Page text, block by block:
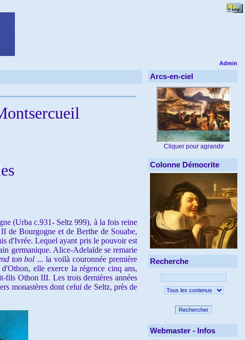
Admin
(Urba c.931- Seltz 999), à la fois reine
de Bourgogne et de Berthe de Souabe,
d'Ivrée. Lequel ayant pris le pouvoir est
germanique. Alice-Adelaïde se remarie
ton bol ... la voilà couronnée première
elle exerce la régence cinq ans,
fils Othon III.Les trois dernières années
monastères dont celui de Seltz, près de
Arcs-en-ciel
Cliquer pour agrandir
Colonne Démocrite
Recherche
Rechercher
Webmaster - Infos